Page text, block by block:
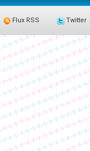
Flux RSS Twitter